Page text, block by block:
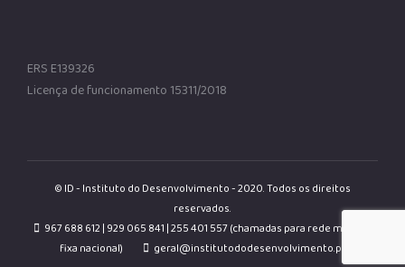
ERS E139326
Licença de funcionamento 15311/2018
© ID - Instituto do Desenvolvimento - 2020. Todos os direitos
reservados.
967 688 612 | 929 065 841 | 255 401 557 (chamadas para rede móvel e
fixa nacional)
geral@institutododesenvolvimento.pt